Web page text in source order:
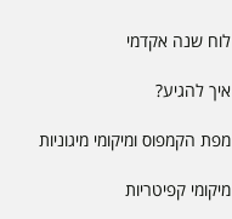
לוח שנה אקדמי
איך להגיע?
מפת הקמפוס ומיקומי מיגוניות
מיקומי קפיטריות